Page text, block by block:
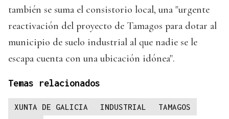
también se suma el consistorio local, una "urgente
reactivación del proyecto de Tamagos para dotar al
municipio de suelo industrial al que nadie se le
escapa cuenta con una ubicación idónea".
Temas relacionados
XUNTA DE GALICIA INDUSTRIAL
TAMAGOS